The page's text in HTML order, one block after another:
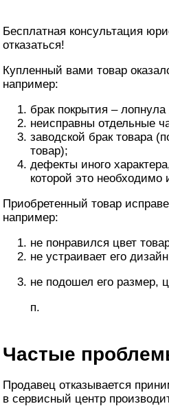
Бесплатная консультация
отказаться!
Купленный вами товар
например:
брак покрытия –
неисправны отдельные
заводской брак товара
товар);
дефекты иного
которой это необходимо
Приобретенный товар
например:
не понравился цвет
не устраивает его
не подошел его размер,
п.
Частые
Продавец отказывается
в сервисный центр